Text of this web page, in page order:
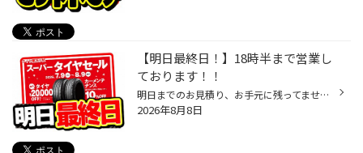
【明日最終日！】18時半まで営業し
ております！！
明日までのお見積り、お手元に残ってませんか！？ まだお悩みでしたら、明日もう一度ご相談に来てください！！！ お待ちしております！！！ セールは明日終了です！ 【 タイヤ最大20,000円引きクーポン 】も明日で終了となります！ 在庫があれば即交換可能！ とりあえず買って、後日交換ももちろん...
2026年8月8日